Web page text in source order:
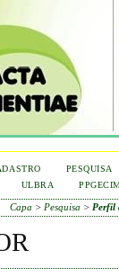
PESQUISA
ULBRA
Capa > Pesquisa > Perfil